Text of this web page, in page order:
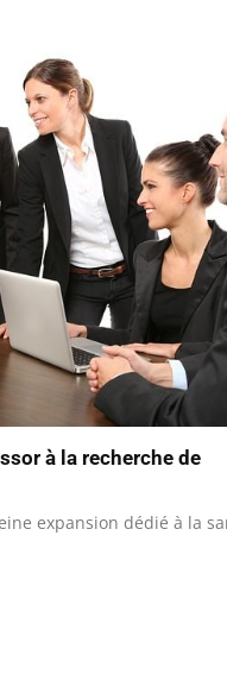
à la recherche de
expansion dédié à la